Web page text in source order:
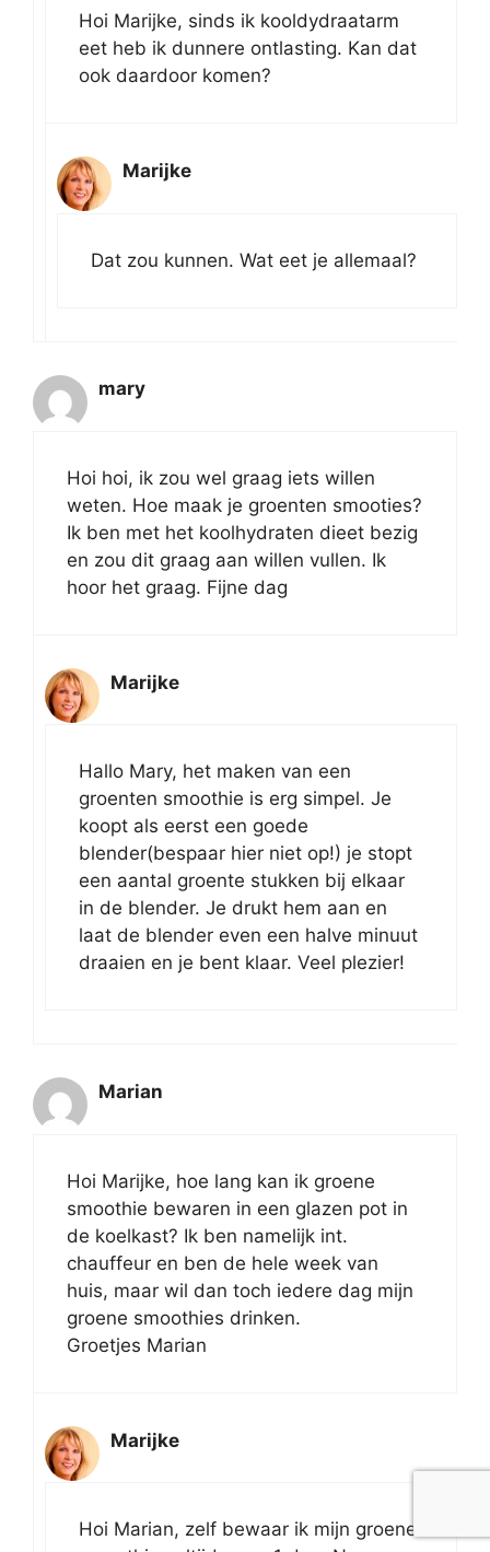
Hoi Marijke, sinds ik kooldydraatarm
eet heb ik dunnere ontlasting. Kan dat
ook daardoor komen?
Marijke
Dat zou kunnen. Wat eet je allemaal?
mary
Hoi hoi, ik zou wel graag iets willen
weten. Hoe maak je groenten smooties?
Ik ben met het koolhydraten dieet bezig
en zou dit graag aan willen vullen. Ik
hoor het graag. Fijne dag
Marijke
Hallo Mary, het maken van een
groenten smoothie is erg simpel. Je
koopt als eerst een goede
blender(bespaar hier niet op!) je stopt
een aantal groente stukken bij elkaar
in de blender. Je drukt hem aan en
laat de blender even een halve minuut
draaien en je bent klaar. Veel plezier!
Marian
Hoi Marijke, hoe lang kan ik groene
smoothie bewaren in een glazen pot in
de koelkast? Ik ben namelijk int.
chauffeur en ben de hele week van
huis, maar wil dan toch iedere dag mijn
groene smoothies drinken.
Groetjes Marian
Marijke
Hoi Marian, zelf bewaar ik mijn groene